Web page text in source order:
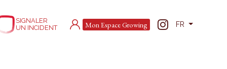
SIGNALER
UN INCIDENT
Mon Espace Growing FR